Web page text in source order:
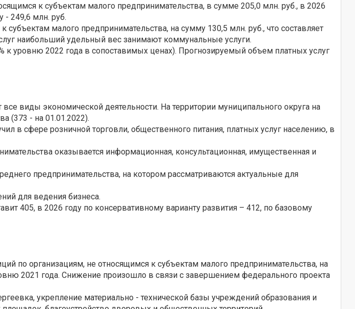
к субъектам малого предпринимательства, в сумме 205,0 млн. руб., в 2026
- 249,6 млн. руб.
малого предпринимательства, на сумму 130,5 млн. руб., что составляет
наибольший удельный вес занимают коммунальные услуги.
к уровню 2022 года в сопоставимых ценах). Прогнозируемый объем платных услуг
виды экономической деятельности. На территории муниципального округа на
(373 - на 01.01.2022).
в сфере розничной торговли, общественного питания, платных услуг населению, в
оказывается информационная, консультационная, имущественная и
предпринимательства, на котором рассматриваются актуальные для
для ведения бизнеса.
405, в 2026 году по консервативному варианту развития – 412, по базовому
по организациям, не относящимся к субъектам малого предпринимательства, на
2021 года. Снижение произошло в связи с завершением федерального проекта
укрепление материально - технической базы учреждений образования и